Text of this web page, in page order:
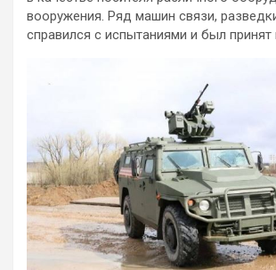
вооружения. Ряд машин связи,
справился с испытаниями и был принят